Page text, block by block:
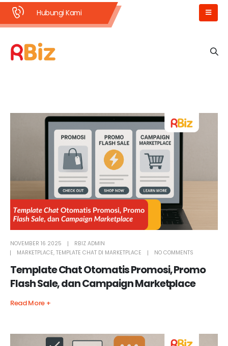
Hubungi Kami
NOVEMBER 16 2025
RBIZ ADMIN
MARKETPLACE, TEMPLATE CHAT DI MARKETPLACE NO COMMENTS
Template Chat Otomatis Promosi, Promo
Flash Sale, dan Campaign Marketplace
Read More +